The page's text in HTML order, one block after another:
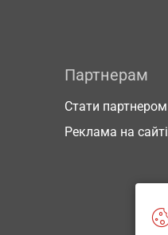
Партнерам
Стати партнером
Реклама на сайті